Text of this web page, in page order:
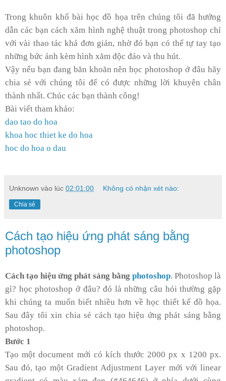
Trong khuôn khổ bài học đồ họa trên chúng tôi đã hướng
dẫn các bạn cách xăm hình nghệ thuật trong photoshop chỉ
với vài thao tác khá đơn giản, nhờ đó bạn có thể tự tay tạo
những bức ảnh kèm hình xăm độc đáo và thu hút.
Vậy nếu bạn đang băn khoăn nên học photoshop ở đâu hãy
chia sẻ với chúng tôi để có được những lời khuyên chân
thành nhất. Chúc các bạn thành công!
Bài viết tham khảo:
dao tao do hoa
khoa hoc thiet ke do hoa
hoc do hoa o dau
Unknown vào lúc 02:01:00 Không có nhận xét nào:
Chia sẻ
Cách tạo hiệu ứng phát sáng bằng
photoshop
Cách tạo hiệu ứng phát sáng bằng photoshop. Photoshop là
gì? học photoshop ở đâu? đó là những câu hỏi thường gặp
khi chúng ta muốn biết nhiều hơn về học thiết kế đồ họa.
Sau đây tôi xin chia sẻ cách tạo hiệu ứng phát sáng bằng
photoshop.
Bước 1
Tạo một document mới có kích thước 2000 px x 1200 px.
Sau đó, tạo một Gradient Adjustment Layer mới với linear